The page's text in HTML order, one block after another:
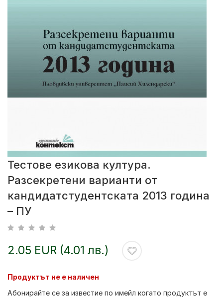
Тестове езикова култура.
Разсекретени варианти от
кандидатстудентската 2013 година
– ПУ
2.05 EUR (4.01 лв.)
Продуктът не е наличен
Абонирайте се за известие по имейл когато продуктът е